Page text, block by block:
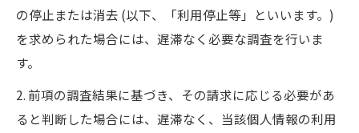
の停止または消去 (以下、「利用停止等」といいます。)
を求められた場合には、遅滞なく必要な調査を行いま
す。
2. 前項の調査結果に基づき、その請求に応じる必要があ
ると判断した場合には、遅滞なく、当該個人情報の利用